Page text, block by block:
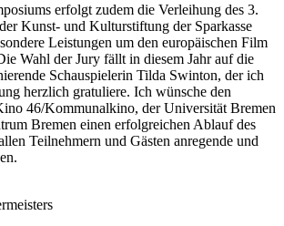
erfolgt zudem die Verleihung des 3.
Kunst- und Kulturstiftung der Sparkasse
Leistungen um den europäischen Film
Wahl der Jury fällt in diesem Jahr auf die
Schauspielerin Tilda Swinton, der ich
herzlich gratuliere. Ich wünsche den
46/Kommunalkino, der Universität Bremen
Bremen einen erfolgreichen Ablauf des
Teilnehmern und Gästen anregende und